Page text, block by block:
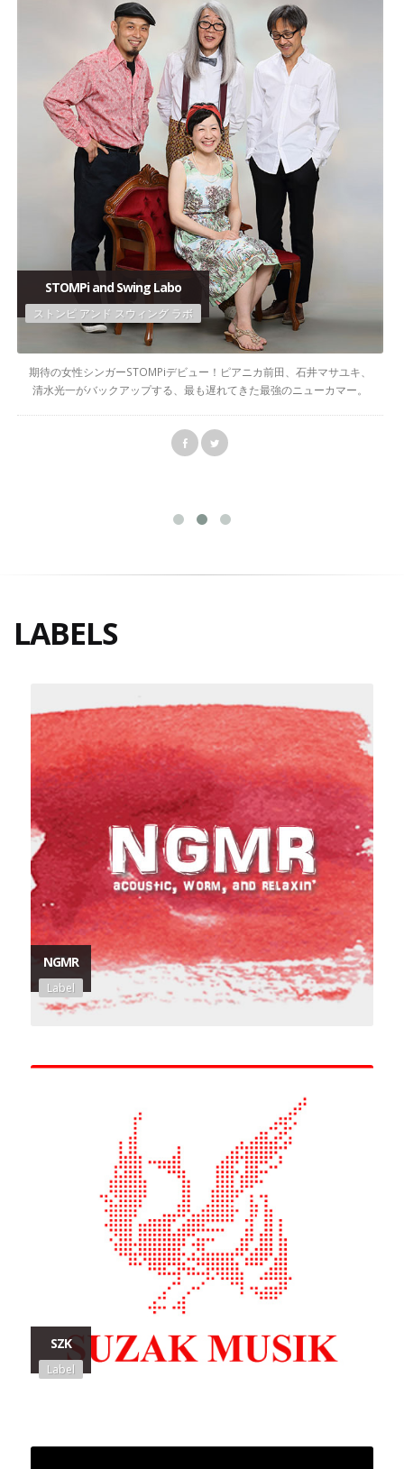
STOMPi and Swing Labo
ストンピ アンド スウィング ラボ
期待の女性シンガーSTOMPiデビュー！ピアニカ前田、石井マサユキ、
清水光一がバックアップする、最も遅れてきた最強のニューカマー。
LABELS
NGMR
Label
SZK
Label